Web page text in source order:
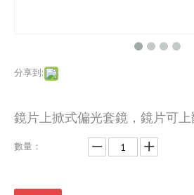
分享到:
鏡片上掀式偏光套鏡，鏡片可
數量：